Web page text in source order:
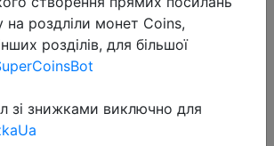
на роздліли монет Coins,
розділів, для більшої
зі знижками виключно для